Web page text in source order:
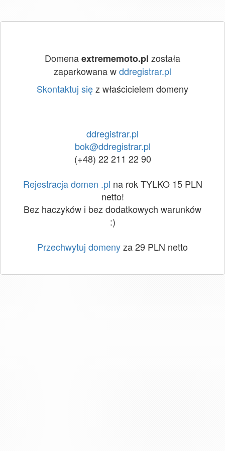
Domenaextrememoto.pl została
zaparkowana wddregistrar.pl
Skontaktuj sięz właścicielem domeny
ddregistrar.pl
bok@ddregistrar.pl
(+48) 22 211 22 90
Rejestracja domen .pl na rok TYLKO 15 PLN
netto!
Bez haczyków i bez dodatkowych warunków
:)
Przechwytuj domenyza 29 PLN netto